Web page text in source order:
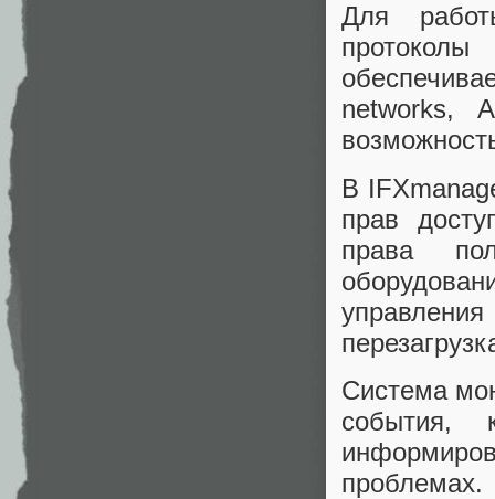
Для
networks,
В
прав
права
Система
события,
проблемах.